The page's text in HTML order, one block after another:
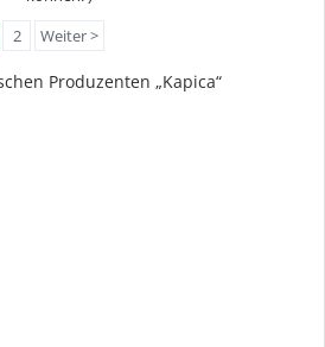
2 Weiter >
Produzenten „Kapica“